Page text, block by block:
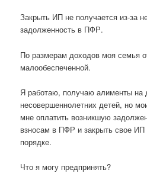
Закрыть ИП не получается из-за
задолженность в ПФР.
По размерам доходов моя семья
малообеспеченной.
Я работаю, получаю алименты на
несовершеннолетних детей, но
мне оплатить возникшую
взносам в ПФР и закрыть свое ИП
порядке.
Что я могу предпринять?